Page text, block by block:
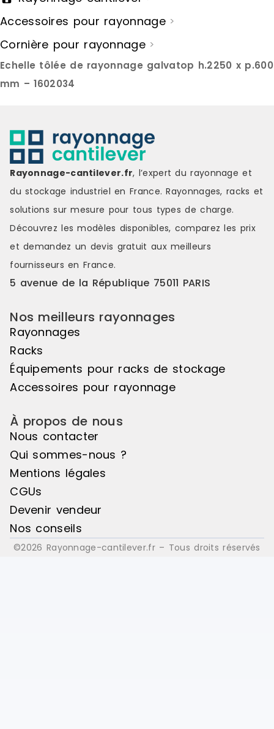
Accessoires pour rayonnage >
Cornière pour rayonnage >
Echelle tôlée de rayonnage galvatop h.2250 x p.600
mm – 1602034
Rayonnage-cantilever.fr, l’expert du rayonnage et
du stockage industriel en France. Rayonnages, racks et
solutions sur mesure pour tous types de charge.
Découvrez les modèles disponibles, comparez les prix
et demandez un devis gratuit aux meilleurs
fournisseurs en France.
5 avenue de la République 75011 PARIS
Nos meilleurs rayonnages
Rayonnages
Racks
Équipements pour racks de stockage
Accessoires pour rayonnage
À propos de nous
Nous contacter
Qui sommes-nous ?
Mentions légales
CGUs
Devenir vendeur
Nos conseils
©2026 Rayonnage-cantilever.fr – Tous droits réservés